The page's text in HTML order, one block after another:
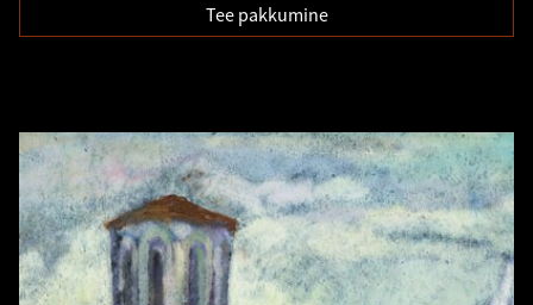
Tee pakkumine